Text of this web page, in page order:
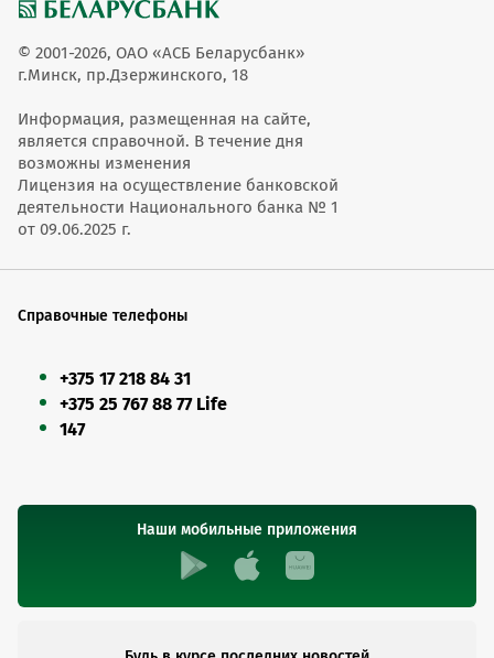
© 2001-2026, ОАО «АСБ Беларусбанк»
г.Минск, пр.Дзержинского, 18
Информация, размещенная на сайте,
является справочной. В течение дня
возможны изменения
Лицензия на осуществление банковской
деятельности Национального банка № 1
от 09.06.2025 г.
Справочные телефоны
+375 17 218 84 31
+375 25 767 88 77 Life
147
Наши мобильные приложения